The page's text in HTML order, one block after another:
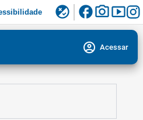
flaky facebookphoto_camerasmart_display
account_circle Acessar